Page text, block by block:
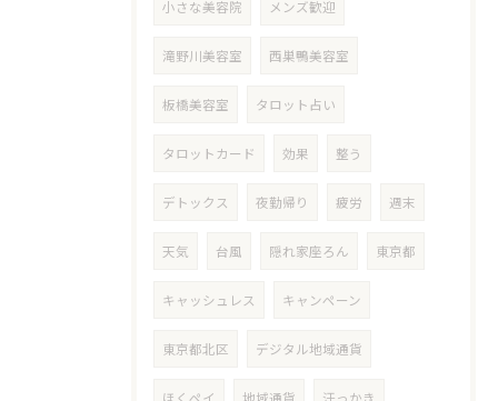
小さな美容院 メンズ歓迎
滝野川美容室 西巣鴨美容室
板橋美容室 タロット占い
タロットカード 効果 整う
デトックス 夜勤帰り 疲労 週末
天気 台風 隠れ家座ろん 東京都
キャッシュレス キャンペーン
東京都北区 デジタル地域通貨
ほくペイ 地域通貨 汗っかき